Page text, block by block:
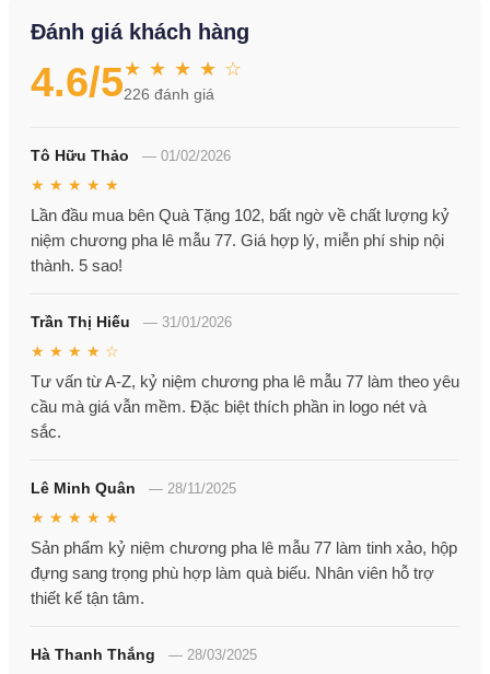
Đánh giá khách hàng
4.6/5★ ★ ★ ★ ☆
226 đánh giá
Tô Hữu Thảo — 01/02/2026
★ ★ ★ ★ ★
Lần đầu mua bên Quà Tặng 102, bất ngờ về chất lượng kỷ
niệm chương pha lê mẫu 77. Giá hợp lý, miễn phí ship nội
thành. 5 sao!
Trần Thị Hiếu — 31/01/2026
★ ★ ★ ★ ☆
Tư vấn từ A-Z, kỷ niệm chương pha lê mẫu 77 làm theo yêu
cầu mà giá vẫn mềm. Đặc biệt thích phần in logo nét và
sắc.
Lê Minh Quân — 28/11/2025
★ ★ ★ ★ ★
Sản phẩm kỷ niệm chương pha lê mẫu 77 làm tinh xảo, hộp
đựng sang trọng phù hợp làm quà biếu. Nhân viên hỗ trợ
thiết kế tận tâm.
Hà Thanh Thắng — 28/03/2025